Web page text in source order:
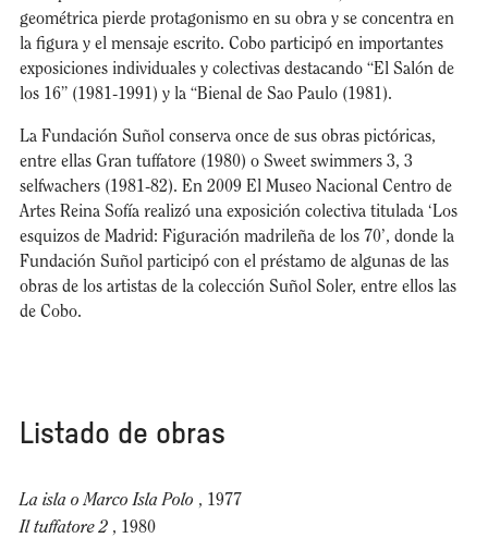
geométrica pierde protagonismo en su obra y se concentra en
la figura y el mensaje escrito. Cobo participó en importantes
exposiciones individuales y colectivas destacando “El Salón de
los 16” (1981-1991) y la “Bienal de Sao Paulo (1981).
La Fundación Suñol conserva once de sus obras pictóricas,
entre ellas Gran tuffatore (1980) o Sweet swimmers 3, 3
selfwachers (1981-82). En 2009 El Museo Nacional Centro de
Artes Reina Sofía realizó una exposición colectiva titulada ‘Los
esquizos de Madrid: Figuración madrileña de los 70’, donde la
Fundación Suñol participó con el préstamo de algunas de las
obras de los artistas de la colección Suñol Soler, entre ellos las
de Cobo.
Listado de obras
La isla o Marco Isla Polo , 1977
Il tuffatore 2 , 1980